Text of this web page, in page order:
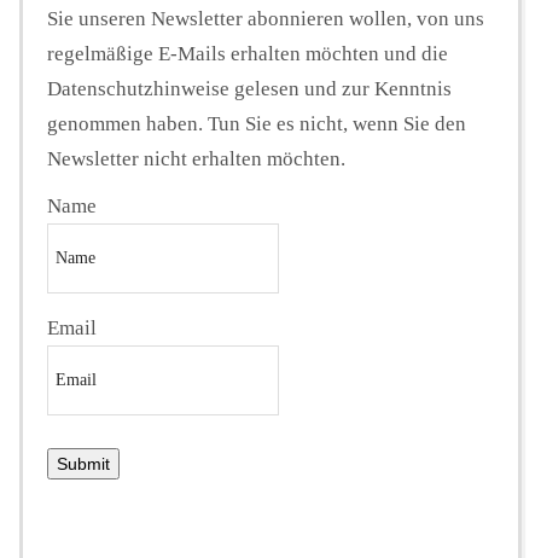
Sie unseren Newsletter abonnieren wollen, von uns
regelmäßige E-Mails erhalten möchten und die
Datenschutzhinweise gelesen und zur Kenntnis
genommen haben. Tun Sie es nicht, wenn Sie den
Newsletter nicht erhalten möchten.
Name
Email